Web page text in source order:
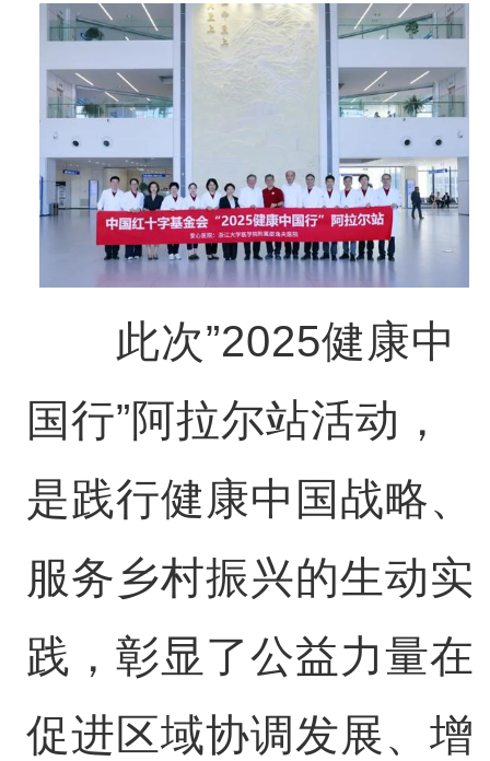
此次”2025健康中
国行”阿拉尔站活动，
是践行健康中国战略、
服务乡村振兴的生动实
践，彰显了公益力量在
促进区域协调发展、增